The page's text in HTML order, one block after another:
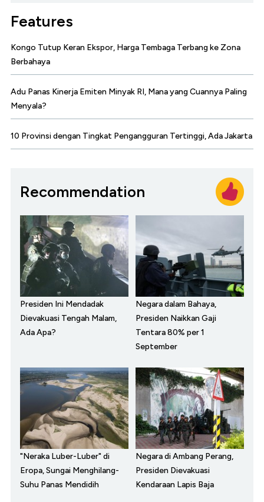
Features
Kongo Tutup Keran Ekspor, Harga Tembaga Terbang ke Zona
Berbahaya
Adu Panas Kinerja Emiten Minyak RI, Mana yang Cuannya Paling
Menyala?
10 Provinsi dengan Tingkat Pengangguran Tertinggi, Ada Jakarta
Recommendation
Presiden Ini Mendadak
Dievakuasi Tengah Malam,
Ada Apa?
Negara dalam Bahaya,
Presiden Naikkan Gaji
Tentara 80% per 1
September
"Neraka Luber-Luber" di
Eropa, Sungai Menghilang-
Suhu Panas Mendidih
Negara di Ambang Perang,
Presiden Dievakuasi
Kendaraan Lapis Baja